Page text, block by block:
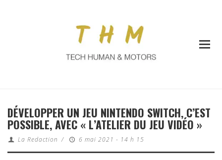
DÉVELOPPER UN JEU NINTENDO SWITCH, C’EST
POSSIBLE, AVEC « L’ATELIER DU JEU VIDÉO »
La Redaction / 6 mai 2021 - 14 h 15